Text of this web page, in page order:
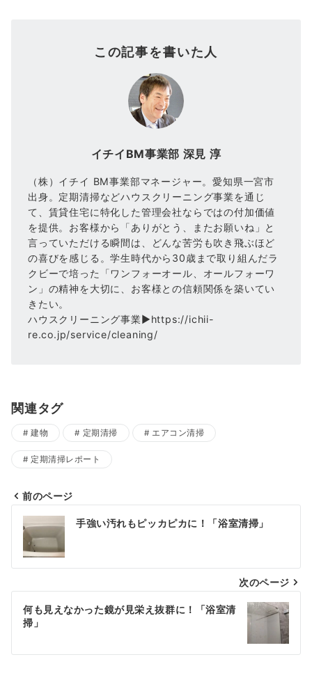
この記事を書いた人
イチイBM事業部 深見 淳
（株）イチイ BM事業部マネージャー。愛知県一宮市
出身。定期清掃などハウスクリーニング事業を通じ
て、賃貸住宅に特化した管理会社ならではの付加価値
を提供。お客様から「ありがとう、またお願いね」と
言っていただける瞬間は、どんな苦労も吹き飛ぶほど
の喜びを感じる。学生時代から30歳まで取り組んだラ
クビーで培った「ワンフォーオール、オールフォーワ
ン」の精神を大切に、お客様との信頼関係を築いてい
きたい。
ハウスクリーニング事業▶https://ichii-
re.co.jp/service/cleaning/
関連タグ
建物 定期清掃 エアコン清掃
定期清掃レポート
投
ナ
ビ
ゲ
ー
前のページ
手強い汚れもピッカピカに！「浴室清掃」
次のページ
何も見えなかった鏡が見栄え抜群に！「浴室清
掃」